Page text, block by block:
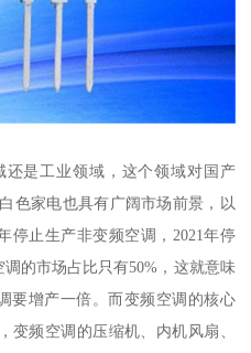
是工业领域，这个领域对国产
色家电也具有广阔市场前景，以
停止生产非变频空调，2021年停
的市场占比只有50%，这就意味
要增产一倍。而变频空调的核心
变频空调的压缩机、内机风扇、